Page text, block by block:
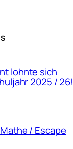
lohnte sich
2025 / 26!
/ Escape